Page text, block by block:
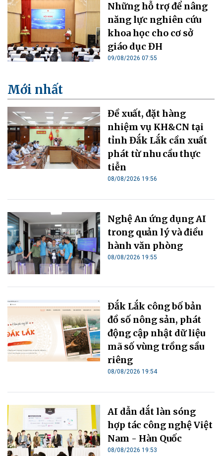
Những hỗ trợ để nâng
năng lực nghiên cứu
khoa học cho cơ sở
giáo dục ĐH
09/08/2026 07:55
Mới nhất
Đề xuất, đặt hàng
nhiệm vụ KH&CN tại
tỉnh Đắk Lắk cần xuất
phát từ nhu cầu thực
tiễn
08/08/2026 19:56
Nghệ An ứng dụng AI
trong quản lý và điều
hành văn phòng
08/08/2026 19:55
Đắk Lắk công bố bản
đồ số nông sản, phát
động cập nhật dữ liệu
mã số vùng trồng sầu
riêng
08/08/2026 19:54
AI dẫn dắt làn sóng
hợp tác công nghệ Việt
Nam - Hàn Quốc
08/08/2026 19:53